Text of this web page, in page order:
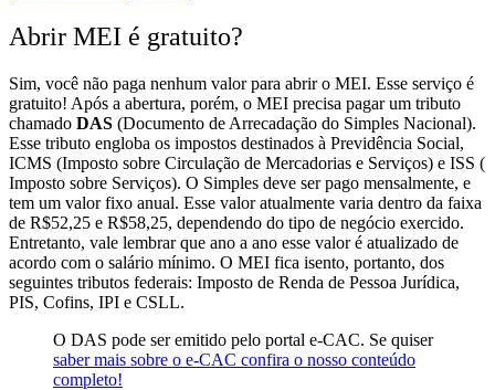
Abrir MEI é gratuito?
Sim, você não paga nenhum valor para abrir o MEI. Esse serviço é
gratuito! Após a abertura, porém, o MEI precisa pagar um tributo
chamado DAS (Documento de Arrecadação do Simples Nacional).
Esse tributo engloba os impostos destinados à Previdência Social,
ICMS (Imposto sobre Circulação de Mercadorias e Serviços) e ISS (
Imposto sobre Serviços). O Simples deve ser pago mensalmente, e
tem um valor fixo anual. Esse valor atualmente varia dentro da faixa
de R$52,25 e R$58,25, dependendo do tipo de negócio exercido.
Entretanto, vale lembrar que ano a ano esse valor é atualizado de
acordo com o salário mínimo. O MEI fica isento, portanto, dos
seguintes tributos federais: Imposto de Renda de Pessoa Jurídica,
PIS, Cofins, IPI e CSLL.
O DAS pode ser emitido pelo portal e-CAC. Se quiser
saber mais sobre o e-CAC confira o nosso conteúdo
completo!